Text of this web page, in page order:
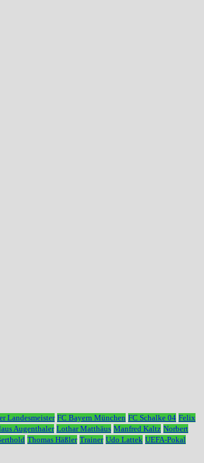
Landesmeister FC Bayern München FC Schalke 04 Felix
Augenthaler Lothar Matthäus Manfred Kaltz Norbert
Thomas Häßler Trainer Udo Lattek UEFA-Pokal